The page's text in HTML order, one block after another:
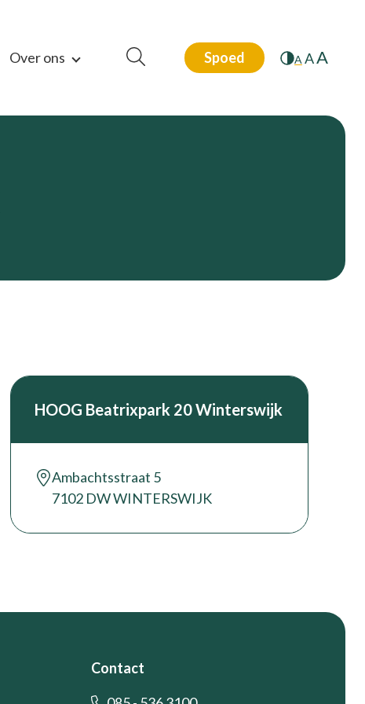
Over ons Spoed A AA
HOOG Beatrixpark 20 Winterswijk
Ambachtsstraat 5
7102 DW WINTERSWIJK
Contact